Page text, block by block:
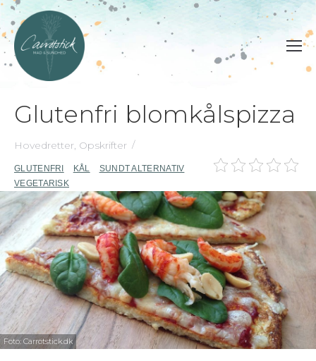
Glutenfri blomkålspizza
Hovedretter, Opskrifter
GLUTENFRI KÅL
SUNDT ALTERNATIV
VEGETARISK
Foto: Carrotstick.dk